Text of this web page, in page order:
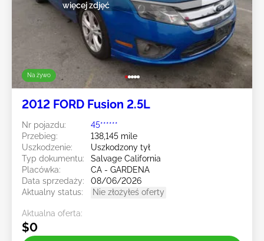
Na żywo
więcej zdjęć
2012 FORD Fusion 2.5L
Nr pojazdu:
45******
Przebieg:
138,145 mile
Uszkodzenie:
Uszkodzony tył
Typ dokumentu:
Salvage California
Placówka:
CA - GARDENA
Data sprzedaży:
08/06/2026
Aktualny status:
Nie złożyłeś oferty
Aktualna oferta:
$0